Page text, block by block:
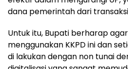
dana pemerintah dari transaksi
Untuk itu, Bupati berharap
menggunakan KKPD ini dan
di lakukan dengan non tunai